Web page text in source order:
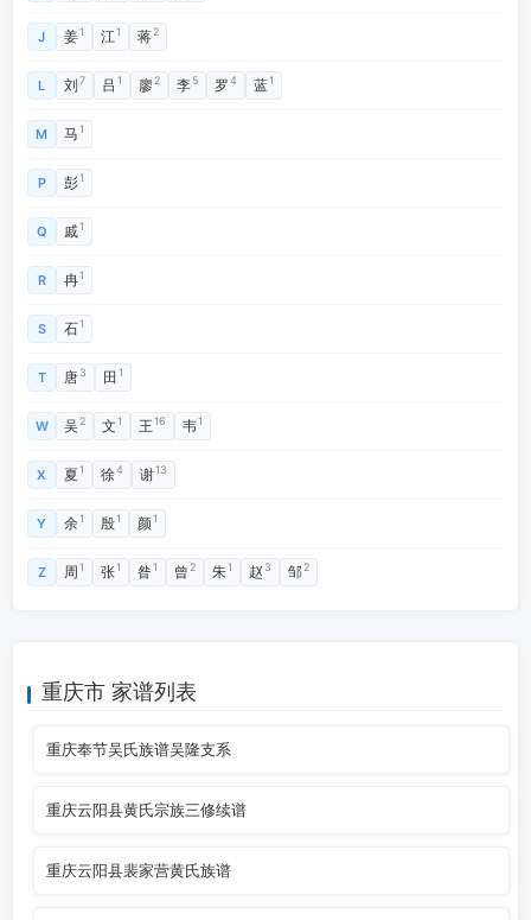
J 姜1 江1 蒋2
L 刘7 吕 1 廖2 李5 罗4 蓝1
M 马1
P 彭1
Q 戚1
R 冉1
S 石1
T 唐3 田 1
W 吴2 文1 王16 韦1
X 夏1 徐4 谢13
Y 余1 殷1 颜1
Z 周1 张1 昝1 曾 2 朱1 赵 3 邹2
重庆市 家谱列表
重庆奉节吴氏族谱吴隆支系
重庆云阳县黄氏宗族三修续谱
重庆云阳县裴家营黄氏族谱